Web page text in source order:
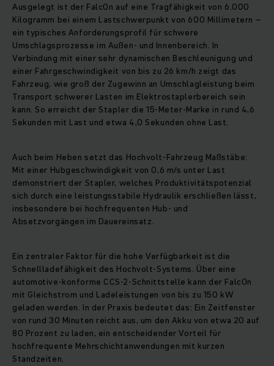
Ausgelegt ist der FalcOn auf eine Tragfähigkeit von 6.000
Kilogramm bei einem Lastschwerpunkt von 600 Millimetern –
ein typisches Anforderungsprofil für schwere
Umschlagsprozesse im Außen- und Innenbereich. In
Verbindung mit einer sehr dynamischen Beschleunigung und
einer Fahrgeschwindigkeit von bis zu 26 km/h zeigt das
Fahrzeug, wie groß der Zugewinn an Umschlagleistung beim
Transport schwerer Lasten im Elektrostaplerbereich sein
kann. So erreicht der Stapler die 15-Meter-Marke in rund 4,6
Sekunden mit Last und etwa 4,0 Sekunden ohne Last.
Auch beim Heben setzt das Hochvolt-Fahrzeug Maßstäbe:
Mit einer Hubgeschwindigkeit von 0,6 m/s unter Last
demonstriert der Stapler, welches Produktivitätspotenzial
sich durch eine leistungsstabile Hydraulik erschließen lässt,
insbesondere bei hochfrequenten Hub- und
Absetzvorgängen im Dauereinsatz.
Ein zentraler Faktor für die hohe Verfügbarkeit ist die
Schnellladefähigkeit des Hochvolt-Systems. Über eine
automotive-konforme CCS-2-Schnittstelle kann der FalcOn
mit Gleichstrom und Ladeleistungen von bis zu 150 kW
geladen werden. In der Praxis bedeutet das: Ein Zeitfenster
von rund 30 Minuten reicht aus, um den Akku von etwa 20 auf
80 Prozent zu laden, ein entscheidender Vorteil für
hochfrequente Mehrschichtanwendungen mit kurzen
Standzeiten.